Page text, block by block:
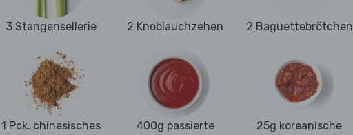
3 Stangensellerie 2 Knoblauchzehen 2 Baguettebrötchen
1 Pck. chinesisches
400g passierte
25g koreanische